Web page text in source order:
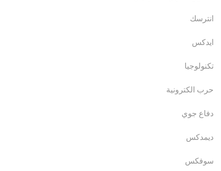
انترسك
ايدكس
تكنولوجيا
حرب الكترونية
دفاع جوي
ديمدكس
سوفكس